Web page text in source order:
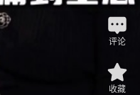
评论
收藏